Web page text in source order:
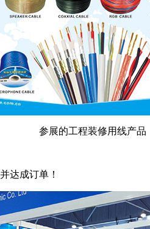
参展的工程装修用线产品
达成订单！